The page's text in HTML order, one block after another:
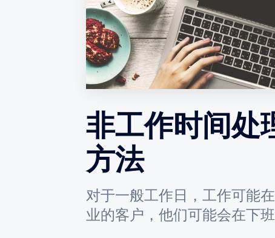
非工作时间处
方法
对于一般工作日，工作可能
业的客户，他们可能会在下